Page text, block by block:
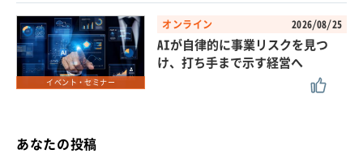
イベント・セミナー
オンライン 2026/08/25
AIが自律的に事業リスクを見つ
け、打ち手まで示す経営へ
あなたの投稿